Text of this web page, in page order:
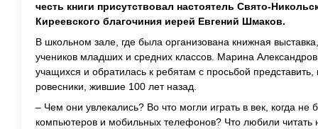
честь книги присутствовал настоятель Свято-
Киреевского благочиния иерей Евгений Шмаков.
В школьном зале, где была организована книжная
учеников младших и средних классов. Марина
учащихся и обратилась к ребятам с просьбой
ровесники, жившие 100 лет назад.
– Чем они увлекались? Во что могли играть в век, когда
компьютеров и мобильных телефонов? Что любили